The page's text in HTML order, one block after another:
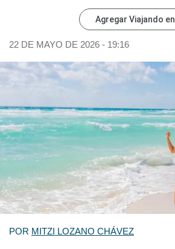
Agregar Viajando en
22 DE MAYO DE 2026 - 19:16
POR MITZI LOZANO CHÁVEZ